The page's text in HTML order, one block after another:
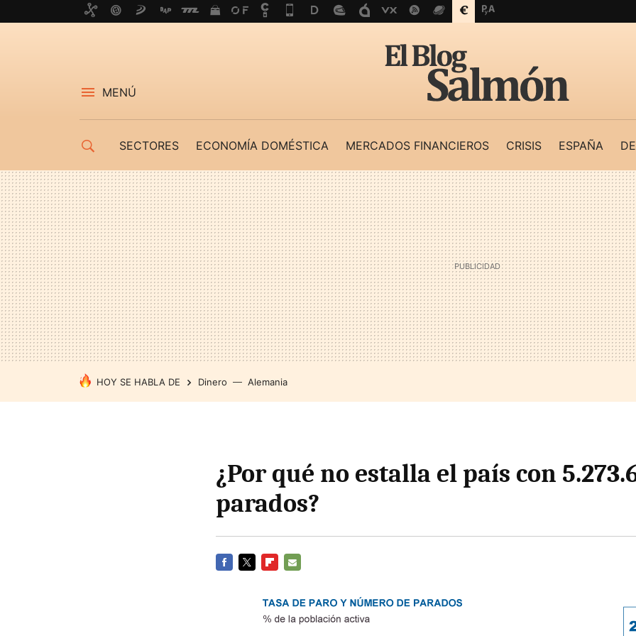
MENÚ
SECTORES ECONOMÍA DOMÉSTICA MERCADOS FINANCIEROS CRISIS ESPAÑA
HOY SE HABLA DE Dinero Alemania
¿Por qué no estalla el país con
parados?